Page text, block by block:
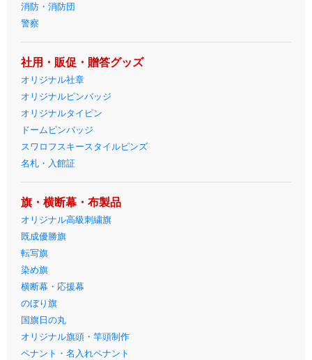
消防・消防団
警察
社用・販促・贈答グッズ
オリジナル社章
オリジナルピンバッジ
オリジナルタイピン
ドームピンバッジ
スワロフスキースタイルピンズ
名札・入館証
旗・横断幕・布製品
オリジナル高級刺繍旗
既成優勝旗
転写旗
染め旗
横断幕・応援幕
のぼり旗
国旗日の丸
オリジナル旗頭・竿頭制作
ペナント・名入れペナント